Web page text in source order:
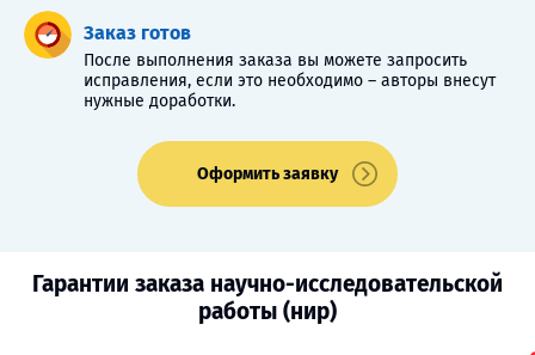
Заказ готов
После выполнения заказа вы можете запросить
исправления, если это необходимо – авторы внесут
нужные доработки.
Оформить заявку
Гарантии заказа научно-исследовательской
работы (нир)